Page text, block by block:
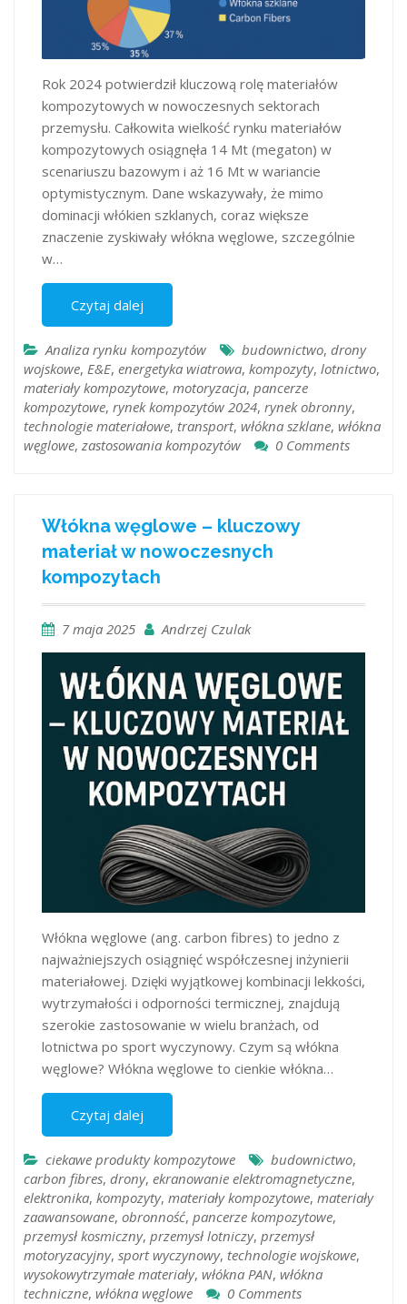
Rok 2024 potwierdził kluczową rolę materiałów
kompozytowych w nowoczesnych sektorach
przemysłu. Całkowita wielkość rynku materiałów
kompozytowych osiągnęła 14 Mt (megaton) w
scenariuszu bazowym i aż 16 Mt w wariancie
optymistycznym. Dane wskazywały, że mimo
dominacji włókien szklanych, coraz większe
znaczenie zyskiwały włókna węglowe, szczególnie
w…
Czytaj dalej
Analiza rynku kompozytów budownictwo, drony
wojskowe, E&E, energetyka wiatrowa, kompozyty, lotnictwo,
materiały kompozytowe, motoryzacja, pancerze
kompozytowe, rynek kompozytów 2024, rynek obronny,
technologie materiałowe, transport, włókna szklane, włókna
węglowe, zastosowania kompozytów 0 Comments
Włókna węglowe – kluczowy
materiał w nowoczesnych
kompozytach
7 maja 2025 Andrzej Czulak
Włókna węglowe (ang. carbon fibres) to jedno z
najważniejszych osiągnięć współczesnej inżynierii
materiałowej. Dzięki wyjątkowej kombinacji lekkości,
wytrzymałości i odporności termicznej, znajdują
szerokie zastosowanie w wielu branżach, od
lotnictwa po sport wyczynowy.​ Czym są włókna
węglowe? Włókna węglowe to cienkie włókna…
Czytaj dalej
ciekawe produkty kompozytowe budownictwo,
carbon fibres, drony, ekranowanie elektromagnetyczne,
elektronika, kompozyty, materiały kompozytowe, materiały
zaawansowane, obronność, pancerze kompozytowe,
przemysł kosmiczny, przemysł lotniczy, przemysł
motoryzacyjny, sport wyczynowy, technologie wojskowe,
wysokowytrzymałe materiały, włókna PAN, włókna
techniczne, włókna węglowe 0 Comments